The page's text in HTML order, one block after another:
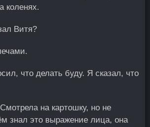
коленях.
Витя?
что делать буду. Я сказал, что
на картошку, но не
знал это выражение лица, она